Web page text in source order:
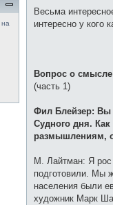
о
щ
Весьма
интересно у кого
Вопрос о
(часть 1)
Фил Блейзер: Вы
Судного дня.
размышлениям,
М. Лайтман: Я
подготовили. Мы
населения были
художник Марк
на